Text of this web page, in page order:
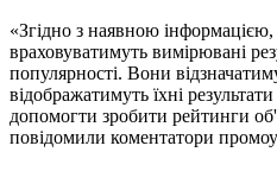
«Згідно з наявною інформацією,
враховуватимуть вимірювані
популярності. Вони
відображатимуть їхні
допомогти зробити рейтинги
повідомили коментатори